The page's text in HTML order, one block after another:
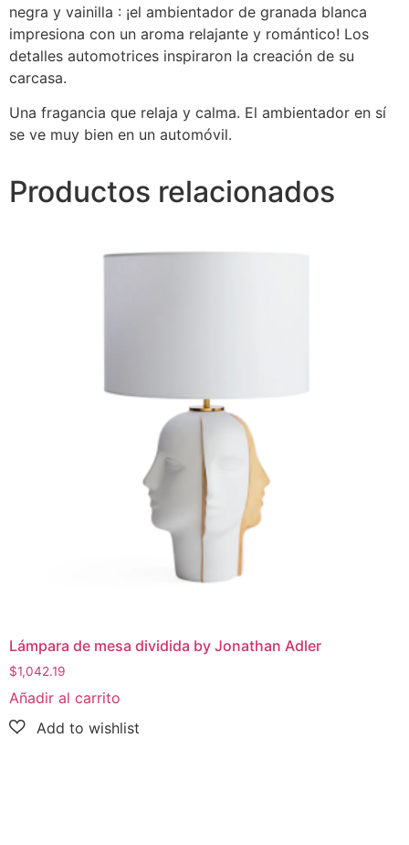
negra y vainilla : ¡el ambientador de granada blanca
impresiona con un aroma relajante y romántico! Los
detalles automotrices inspiraron la creación de su
carcasa.
Una fragancia que relaja y calma. El ambientador en sí
se ve muy bien en un automóvil.
Productos relacionados
Lámpara de mesa dividida by Jonathan Adler
$1,042.19
Añadir al carrito